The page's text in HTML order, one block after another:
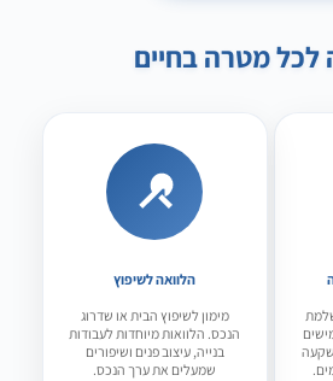
לכל מטרה בחיים
הלוואה לשיפוץ
מימון לשיפוץ הבית או שדרוג
הנכס. הלוואות מיוחדות לעבודות
בנייה, עיצוב פנים ושיפורים
שמעלים את ערך הנכס.